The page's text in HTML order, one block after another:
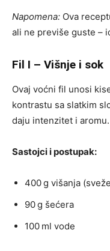
Napomena: Ova
ali ne previše guste –
Fil I – Višnje i sok
Ovaj voćni fil unosi
kontrastu sa slatkim
daju intenzitet i aromu.
Sastojci i postupak:
400 g višanja
90 g šećera
100 ml vode